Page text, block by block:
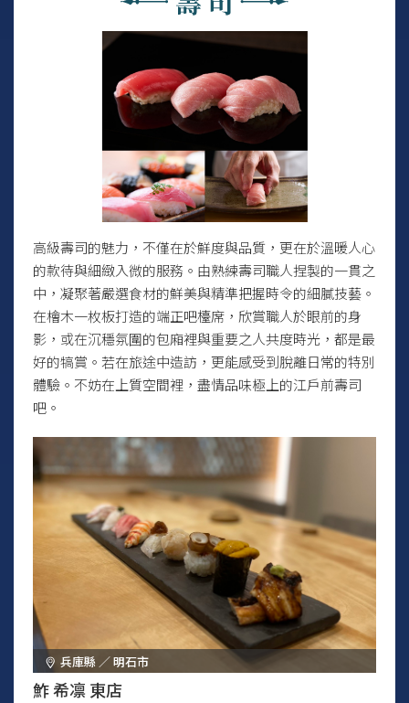
高級壽司的魅力，不僅在於鮮度與品質，更在於溫暖人心
的款待與細緻入微的服務。由熟練壽司職人捏製的一貫之
中，凝聚著嚴選食材的鮮美與精準把握時令的細膩技藝。
在檜木一枚板打造的端正吧檯席，欣賞職人於眼前的身
影，或在沉穩氛圍的包廂裡與重要之人共度時光，都是最
好的犒賞。若在旅途中造訪，更能感受到脫離日常的特別
體驗。不妨在上質空間裡，盡情品味極上的江戶前壽司
吧。
兵庫縣 ／ 明石市
鮓 希凛 東店